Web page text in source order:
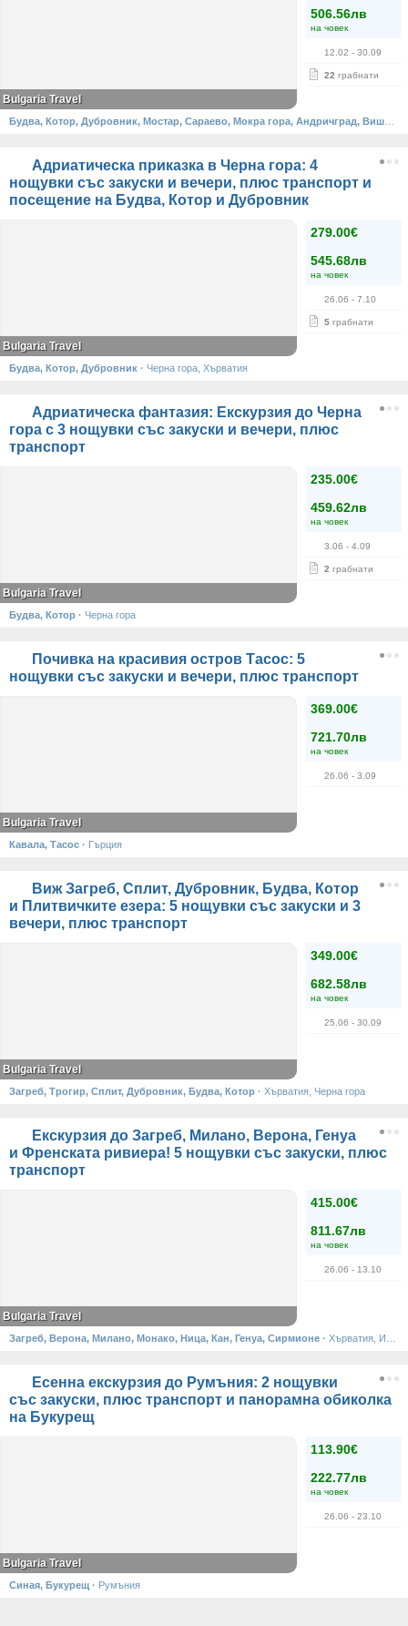
506.56лв
на човек
12.02 - 30.09
22 грабнати
Bulgaria Travel
Адриатическа приказка в Черна гора: 4
нощувки със закуски и вечери, плюс транспорт и
посещение на Будва, Котор и Дубровник
279.00€
545.68лв
на човек
26.06 - 7.10
5 грабнати
Bulgaria Travel
Будва, Котор, Дубровник · Черна гора, Хърватия
Адриатическа фантазия: Екскурзия до Черна
гора с 3 нощувки със закуски и вечери, плюс
транспорт
235.00€
459.62лв
на човек
3.06 - 4.09
2 грабнати
Bulgaria Travel
Будва, Котор · Черна гора
Почивка на красивия остров Тасос: 5
нощувки със закуски и вечери, плюс транспорт
369.00€
721.70лв
на човек
26.06 - 3.09
Bulgaria Travel
Кавала, Тасос · Гърция
Виж Загреб, Сплит, Дубровник, Будва, Котор
и Плитвичките езера: 5 нощувки със закуски и 3
вечери, плюс транспорт
349.00€
682.58лв
на човек
25.06 - 30.09
Bulgaria Travel
Загреб, Трогир, Сплит, Дубровник, Будва, Котор · Хърватия, Черна гора
Екскурзия до Загреб, Милано, Верона, Генуа
и Френската ривиера! 5 нощувки със закуски, плюс
транспорт
415.00€
811.67лв
на човек
26.06 - 13.10
Bulgaria Travel
Загреб, Верона, Милано, Монако, Ница, Кан, Генуа, Сирмионе · Хърватия, Италия, Монако, Франция
Есенна екскурзия до Румъния: 2 нощувки
със закуски, плюс транспорт и панорамна обиколка
на Букурещ
113.90€
222.77лв
на човек
26.06 - 23.10
Bulgaria Travel
Синая, Букурещ · Румъния